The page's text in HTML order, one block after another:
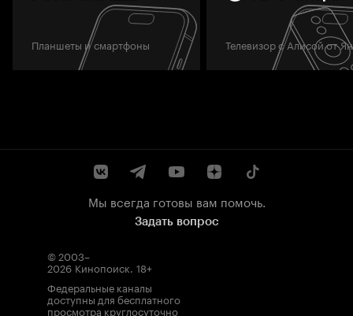
Планшеты и смартфоны Телевизор с Алисой от
Мы всегда готовы вам помочь.
Задать вопрос
© 2003–
2026 Кинопоиск. 18+
Федеральные каналы
доступны для бесплатного
просмотра круглосуточно